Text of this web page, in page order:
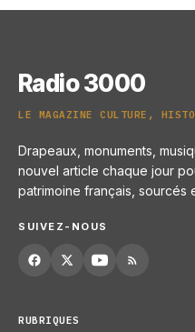
Radio 3000
LE MAGAZINE CULTURE,
Drapeaux, monuments,
nouvel article chaque jour
patrimoine français, sourcés
SUIVEZ-NOUS
RUBRIQUES